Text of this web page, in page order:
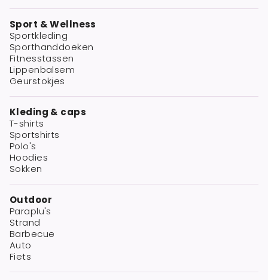
Sport & Wellness
Sportkleding
Sporthanddoeken
Fitnesstassen
Lippenbalsem
Geurstokjes
Kleding & caps
T-shirts
Sportshirts
Polo's
Hoodies
Sokken
Outdoor
Paraplu's
Strand
Barbecue
Auto
Fiets